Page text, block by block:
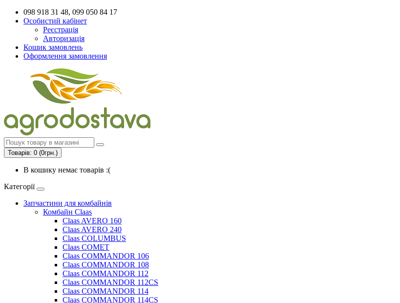
098 918 31 48, 099 050 84 17
Особистий кабінет
Реєстрація
Авторизація
Кошик замовлень
Оформлення замовлення
Товарів: 0 (0грн.)
В кошику немає товарів :(
Категорії
Запчастини для комбайнів
Комбайн Claas
Claas AVERO 160
Claas AVERO 240
Claas COLUMBUS
Claas COMET
Claas COMMANDOR 106
Claas COMMANDOR 108
Claas COMMANDOR 112
Claas COMMANDOR 112CS
Claas COMMANDOR 114
Claas COMMANDOR 114CS